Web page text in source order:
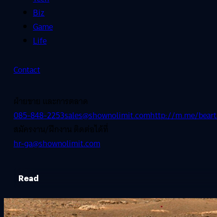
Biz
Game
Life
Contact
ฝ่ายขาย และการตลาด
085-848-2253sales@shownolimit.comhttp://m.me/
สมัครงาน/ฝึกงาน ติดต่อได้ที่
hr-ga@shownolimit.com
Read